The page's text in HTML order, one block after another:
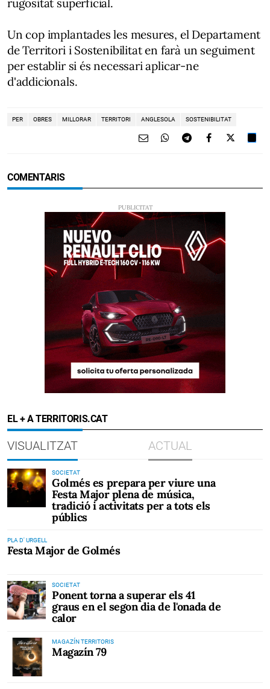
Un cop implantades les mesures, el Departament
de Territori i Sostenibilitat en farà un seguiment
per establir si és necessari aplicar-ne
d'addicionals.
PER OBRES MILLORAR TERRITORI ANGLESOLA SOSTENIBILITAT
COMENTARIS
EL + A TERRITORIS.CAT
VISUALITZAT ACTUAL
SOCIETAT
Golmés es prepara per viure una
Festa Major plena de música,
tradició i activitats per a tots els
públics
PLA D' URGELL
Festa Major de Golmés
SOCIETAT
Ponent torna a superar els 41
graus en el segon dia de l'onada de
calor
MAGAZÍN TERRITORIS
Magazín 79